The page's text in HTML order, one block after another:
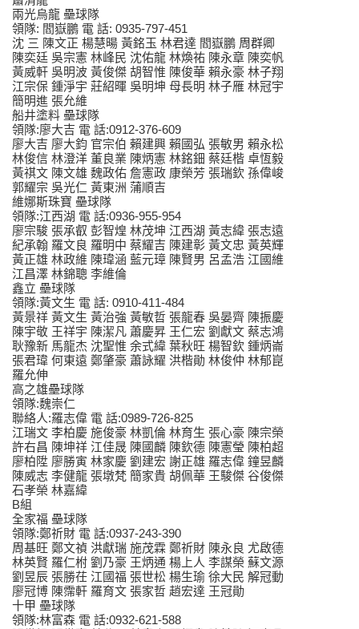
兩光烏龍 壘球隊
領隊: 閻嶽鵬 電 話: 0935-797-451
沈 三 陳文正 楊慧暘 黃銘玉 林君達 閻嶽鵬 周群卿
陳奕廷 吳宗憲 林峰民 沈佑龍 林煥祐 陳永章 陳奕帆
黃威軒 吳明波 黃俊傑 胡智惟 陳俊華 賴永豪 林子翔
江宗保 鍾淨宇 莊紹暉 吳明坤 母長明 林子雁 林冠宇
簡明進 張允維
船井塗料 壘球隊
領隊:廖大吉 電 話:0912-376-609
廖大吉 廖大鈞 官宗伯 賴建興 賴國弘 張敏男 賴永松
林俊信 林澄洋 董良業 陳炳憲 林銘鈿 蔡廷楷 卓恆毅
黃祺文 陳文雄 魏政佑 詹憲政 康榮芳 張瑞欽 孫偉峻
郭耀宗 吳光仁 黃東洲 蒲順吉
維娜斯珠寶 壘球隊
領隊:江西湖 電 話:0936-955-954
廖宗駿 張承叡 彭智煌 林茂坤 江西湖 黃志緯 張志遠
紀承翰 羅文良 羅明中 蔡耀吉 陳建彰 黃文忠 黃英輝
黃正雄 林政維 陳瑋涵 藍元璋 陳賢男 呂孟浩 江國維
江昌澤 林錦聰 李維倫
鑫立 壘球隊
領隊:黃文生 電 話: 0910-411-484
黃景祥 黃文生 黃治強 黃敏哲 張龍春 吳晏齊 陳振慶
陳宇敬 王祥宇 陳潔凡 蕭慶昇 王仁宏 劉獻文 蔡志鴻
耿豫新 馬龍杰 沈聖惟 余式緯 葉秋旺 楊智欽 鍾炳崙
張君瑋 何東遠 鄭肇豪 蕭詠耀 洪楷勛 林俊仲 林郁崑
羅允伸
高之雄壘球隊
領隊:魏崇仁
聯絡人:羅志偉 電 話:0989-726-825
江瑞文 李柏慶 施俊豪 林凱倫 林育生 張心豪 陳宗榮
許右昌 陳坤祥 江佳晟 陳國麟 陳欽德 陳憲瑩 陳柏超
廖柏陞 廖勝寅 林家慶 劉建宏 謝正雄 羅志偉 鐘昱麟
陳威志 李健龍 張墩梵 簡家貴 胡佩華 王駿傑 谷俊傑
石孝榮 林嘉緯
B組
全家福 壘球隊
領隊:鄭祈財 電 話:0937-243-390
周基旺 鄭文禎 洪獻瑞 施茂霖 鄭祈財 陳永良 尤啟德
林英賢 羅仁柎 劉乃豪 王炳通 楊上人 李謀榮 蘇文源
劉昱辰 張勝茌 江國福 張世松 楊生瑜 徐大民 解冠動
廖冠博 陳霈軒 羅育文 張家哲 趙宏達 王冠勛
十甲 壘球隊
領隊:林富森 電 話:0932-621-588